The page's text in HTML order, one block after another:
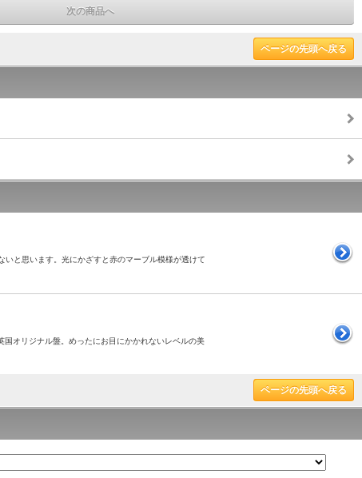
次の商品へ
ページの先頭へ戻る
と思います。光にかざすと赤のマーブル模様が透けて
オリジナル盤。めったにお目にかかれないレベルの美
ページの先頭へ戻る